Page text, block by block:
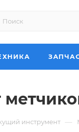
инструмент —